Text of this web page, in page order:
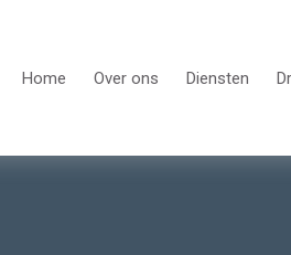
Home Over ons Diensten